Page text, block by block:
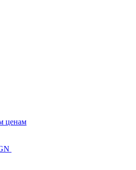
ценам